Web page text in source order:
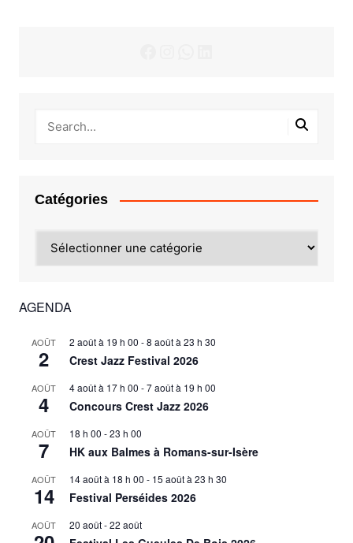
Catégories
AGENDA
AOÛT
2
2 août à 19 h 00 -8 août à 23 h 30
Crest Jazz Festival 2026
AOÛT
4
4 août à 17 h 00 -7 août à 19 h 00
Concours Crest Jazz 2026
AOÛT
7
18 h 00 -23 h 00
HK aux Balmes à Romans-sur-Isère
AOÛT
14
14 août à 18 h 00 - 15 août à 23 h 30
Festival Perséides 2026
AOÛT 20 août-22 août